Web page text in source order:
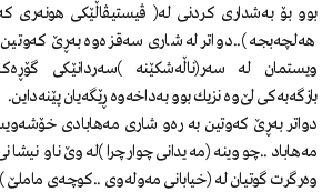
بوو بۆ به‌شداری كردنی له‌( ڤیستیڤاڵێكی هونه‌ری
هه‌لچه‌بجه‌ )..دواتر له‌ شاری سه‌قزه‌وه‌ به‌ڕێ‌ كه‌وتین
ویستمان له‌ سه‌ر(ناڵه‌شكێنه‌ )سه‌ردانێكی
بازگه‌به‌كی لێ‌وه‌ نزیك بوو به‌داخه‌وه‌ ڕێگه‌یان پێنه‌داین.
دواتر به‌ڕێ‌ كه‌وتین به‌ ره‌و شاری مه‌هابادی
مه‌هاباد ..چووینه‌ (مه‌یدانی چوارچرا )له‌وێ‌ ناو
وه‌رگرت گوتیان له‌ (خیابانی مه‌وله‌وی ..كوچه‌ی ماملێ‌ )